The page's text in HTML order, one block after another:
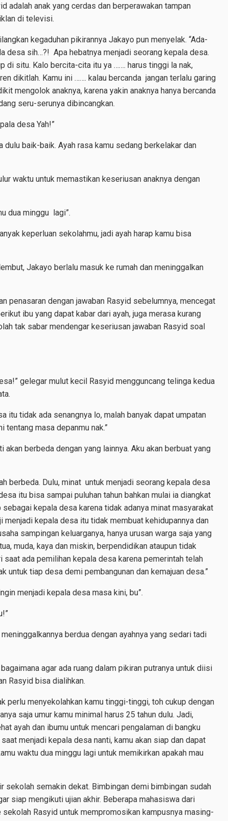
adalah anak yang cerdas dan berperawakan tampan
di televisi.
kegaduhan pikirannya Jakayo pun menyelak. “Ada-
desa sih…?! Apa hebatnya menjadi seorang kepala desa.
di situ. Kalo bercita-cita itu ya ……. harus tinggi la nak,
dikitlah. Kamu ini ……. kalau bercanda jangan terlalu garing
mengolok anaknya, karena yakin anaknya hanya bercanda
seru-serunya dibincangkan.
desa Yah!”
dulu baik-baik. Ayah rasa kamu sedang berkelakar dan
waktu untuk memastikan keseriusan anaknya dengan
dua minggu lagi”.
keperluan sekolahmu, jadi ayah harap kamu bisa
Jakayo berlalu masuk ke rumah dan meninggalkan
penasaran dengan jawaban Rasyid sebelumnya, mencegat
ibu yang dapat kabar dari ayah, juga merasa kurang
tak sabar mendengar keseriusan jawaban Rasyid soal
gelegar mulut kecil Rasyid mengguncang telinga kedua
itu tidak ada senangnya lo, malah banyak dapat umpatan
masa depanmu nak.”
akan berbeda dengan yang lainnya. Aku akan berbuat yang
berbeda. Dulu, minat untuk menjadi seorang kepala desa
itu bisa sampai puluhan tahun bahkan mulai ia diangkat
kepala desa karena tidak adanya minat masyarakat
menjadi kepala desa itu tidak membuat kehidupannya dan
sampingan keluarganya, hanya urusan warga saja yang
muda, kaya dan miskin, berpendidikan ataupun tidak
ada pemilihan kepala desa karena pemerintah telah
untuk tiap desa demi pembangunan dan kemajuan desa.”
menjadi kepala desa masa kini, bu”.
berdua dengan ayahnya yang sedari tadi
agar ada ruang dalam pikiran putranya untuk diisi
Rasyid bisa dialihkan.
perlu menyekolahkan kamu tinggi-tinggi, toh cukup dengan
saja umur kamu minimal harus 25 tahun dulu. Jadi,
ayah dan ibumu untuk mencari pengalaman di bangku
menjadi kepala desa nanti, kamu akan siap dan dapat
waktu dua minggu lagi untuk memikirkan apakah mau
sekolah semakin dekat. Bimbingan demi bimbingan sudah
siap mengikuti ujian akhir. Beberapa mahasiswa dari
Rasyid untuk mempromosikan kampusnya masing-